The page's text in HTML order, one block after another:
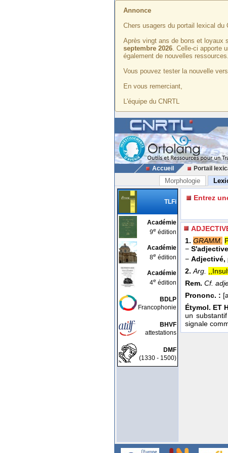
Annonce
Chers usagers du portail lexical du
Après vingt ans de bons et loyaux
septembre 2026. Celle-ci apporte
également de nouvelles ressources.
Vous pouvez tester la nouvelle
En vous remerciant,
L'équipe du CNRTL
Accueil Portail
Morphologie
TLFi
Académie
9e édition
Académie
8e édition
Académie
4e édition
BDLP
Francophonie
BHVF
attestations
DMF
(1330 - 1500)
Entrez
1. GRAMM.
−
− Adjectivé,
2. Arg.
Rem. Cf.
Prononc. :
Étymol. ET
un
signale